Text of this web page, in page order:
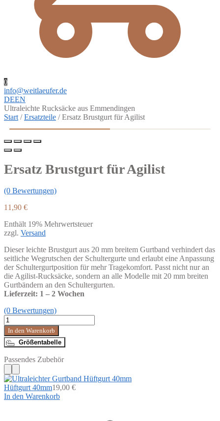
0
info@weitlaeufer.de
DEEN
Ultraleichte Rucksäcke aus Emmendingen
Start /Ersatzteile /Ersatz Brustgurt für Agilist
Ersatz Brustgurt für Agilist
(0 Bewertungen)
11,90 €
Enthält 19% Mehrwertsteuer
zzgl. Versand
Dieser leichte Brustgurt aus 20 mm breitem Gurtband verhindert das
seitliche Wegrutschen der Schultergurte und erlaubt eine Anpassung
der Schultergurtposition für mehr Tragekomfort. Passt nicht nur an
die Agilist-Rucksäcke, sondern an alle Modelle mit 20 mm breiten
Gurtbändern an den Schultergurten.
Lieferzeit: 1 – 2 Wochen
(0 Bewertungen)
Ersatz
Brustgurt
für
Agilist
In den Warenkorb
Größentabelle
Passendes Zubehör
Hüftgurt 40mm19,00 €
In den Warenkorb